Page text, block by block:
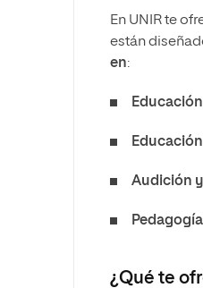
En UNIR te
están
en:
Audición
¿Qué te